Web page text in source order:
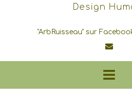
Design
"ArbRuisseau" sur